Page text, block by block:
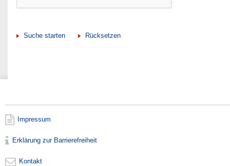
Impressum
Erklärung zur Barrierefreiheit
Kontakt